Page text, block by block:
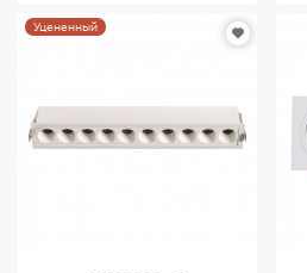
Уцененный